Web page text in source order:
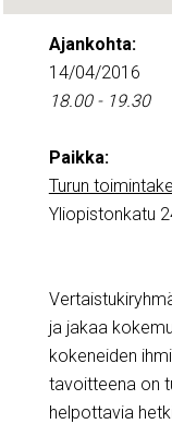
Ajankohta:
14/04/2016
18.00 - 19.30
Paikka:
Turun
Yliopistonkatu
ja jakaa
kokeneiden
tavoitteena on
helpottavia